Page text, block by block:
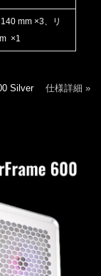
mm ×3、リ
×1
Silver 仕様詳細 »